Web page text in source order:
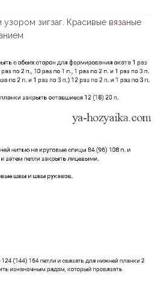
узором зигзаг. Красивые вязаные